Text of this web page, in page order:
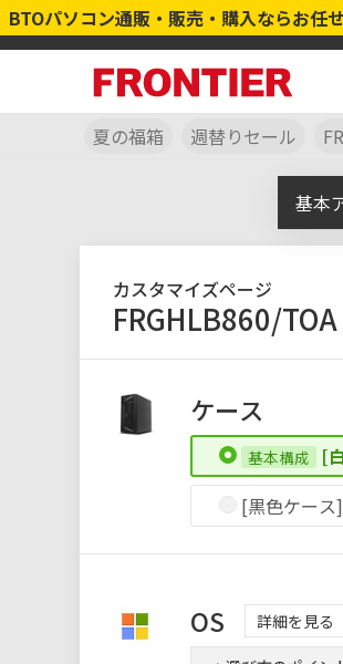
BTOパソコン通販・販売・購入ならお任
夏の福箱 週替りセール
基本
カスタマイズページ
FRGHLB860/TOA
ケース
[
[黒色ケース]
OS 詳細を見る